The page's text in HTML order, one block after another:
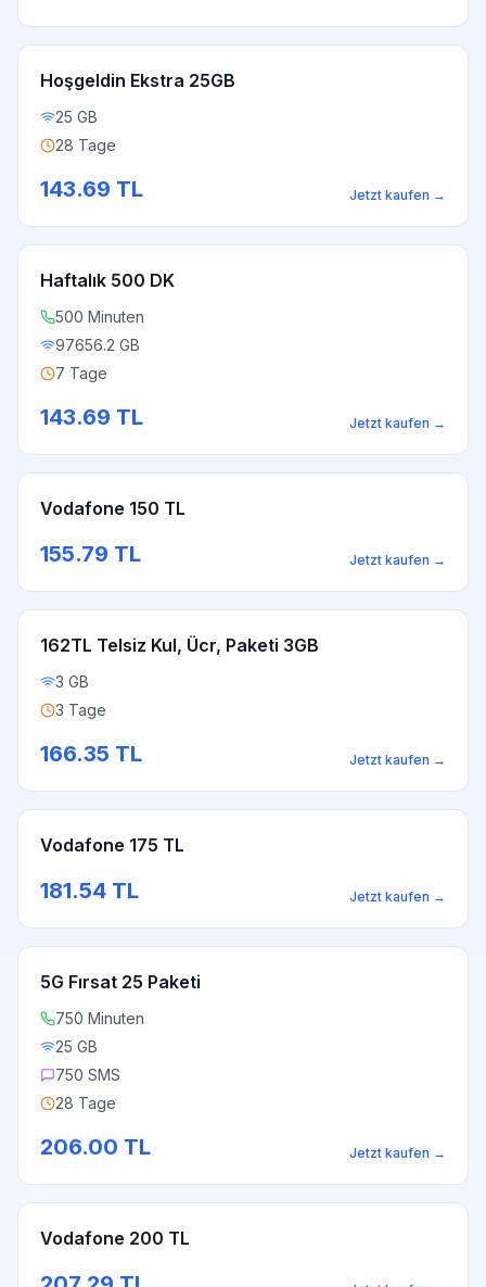
Hoşgeldin Ekstra 25GB
25 GB
28 Tage
143.69 TL Jetzt kaufen →
Haftalık 500 DK
500 Minuten
97656.2 GB
7 Tage
143.69 TL Jetzt kaufen →
Vodafone 150 TL
155.79 TL Jetzt kaufen →
162TL Telsiz Kul, Ücr, Paketi 3GB
3 GB
3 Tage
166.35 TL Jetzt kaufen →
Vodafone 175 TL
181.54 TL Jetzt kaufen →
5G Fırsat 25 Paketi
750 Minuten
25 GB
750 SMS
28 Tage
206.00 TL Jetzt kaufen →
Vodafone 200 TL